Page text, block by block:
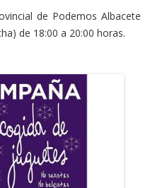
de Podemos Albacete
de 18:00 a 20:00 horas.